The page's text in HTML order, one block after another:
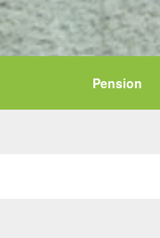
Pension